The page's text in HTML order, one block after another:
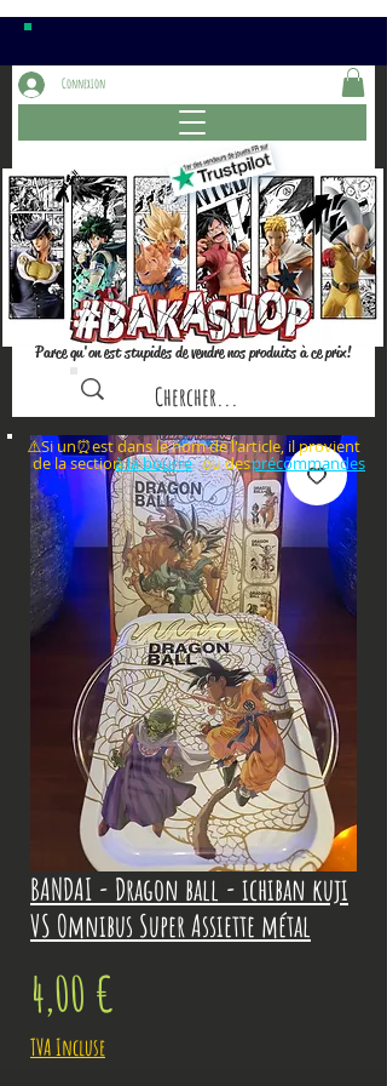
Parce qu'on est stupides de vendre nos produits à ce prix!
Connexion
BANDAI - Dragon ball - ichiban kuji
VS Omnibus Super Assiette métal
4,00 €
TVA Incluse
⚠️Si un⏰est dans le nom de l'article, il provient
de la section ou des
à la bourre précommandes